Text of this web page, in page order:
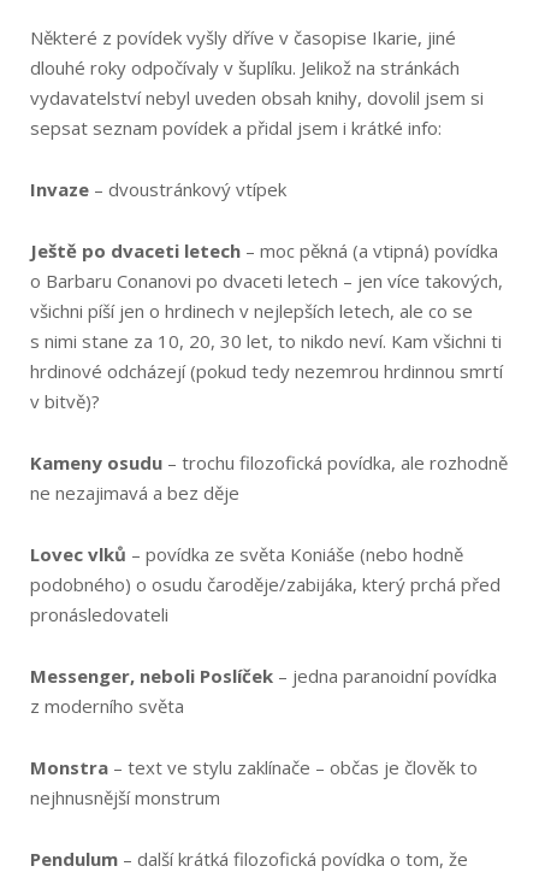
Některé z povídek vyšly dříve v časopise Ikarie, jiné
dlouhé roky odpočívaly v šuplíku. Jelikož na stránkách
vydavatelství nebyl uveden obsah knihy, dovolil jsem si
sepsat seznam povídek a přidal jsem i krátké info:
Invaze – dvoustránkový vtípek
Ještě po dvaceti letech – moc pěkná (a vtipná) povídka
o Barbaru Conanovi po dvaceti letech – jen více takových,
všichni píší jen o hrdinech v nejlepších letech, ale co se
s nimi stane za 10, 20, 30 let, to nikdo neví. Kam všichni ti
hrdinové odcházejí (pokud tedy nezemrou hrdinnou smrtí
v bitvě)?
Kameny osudu – trochu filozofická povídka, ale rozhodně
ne nezajimavá a bez děje
Lovec vlků – povídka ze světa Koniáše (nebo hodně
podobného) o osudu čaroděje/zabijáka, který prchá před
pronásledovateli
Messenger, neboli Poslíček – jedna paranoidní povídka
z moderního světa
Monstra – text ve stylu zaklínače – občas je člověk to
nejhnusnější monstrum
Pendulum – další krátká filozofická povídka o tom, že